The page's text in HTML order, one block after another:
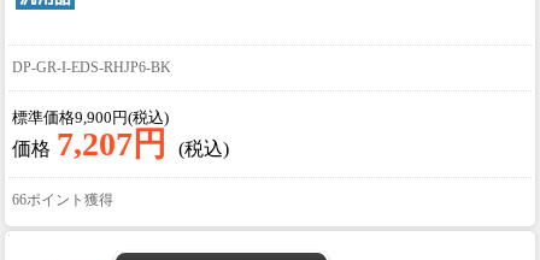
DP-GR-I-EDS-RHJP6-BK
標準価格9,900円(税込)
価格 7,207円 (税込)
66ポイント獲得